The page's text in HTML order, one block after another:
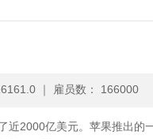
｜ 雇员数： 166000
近2000亿美元。苹果推出的